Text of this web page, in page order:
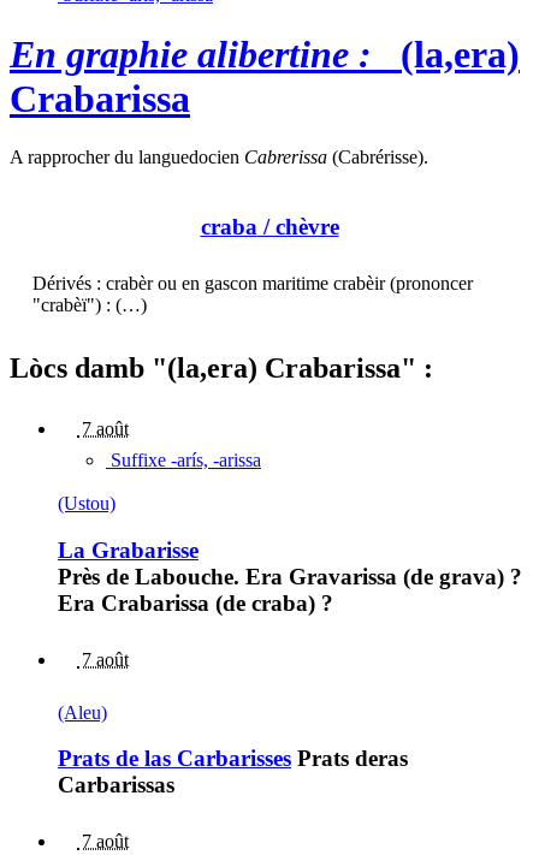
En graphie alibertine : (la,era)
Crabarissa
A rapprocher du languedocien Cabrerissa (Cabrérisse).
craba / chèvre
Dérivés : crabèr ou en gascon maritime crabèir (prononcer
"crabèï") : (…)
Lòcs damb "(la,era) Crabarissa" :
7 août
Suffixe -arís, -arissa
(Ustou)
La Grabarisse
Près de Labouche. Era Gravarissa (de grava) ?
Era Crabarissa (de craba) ?
7 août
(Aleu)
Prats de las Carbarisses Prats deras
Carbarissas
7 août